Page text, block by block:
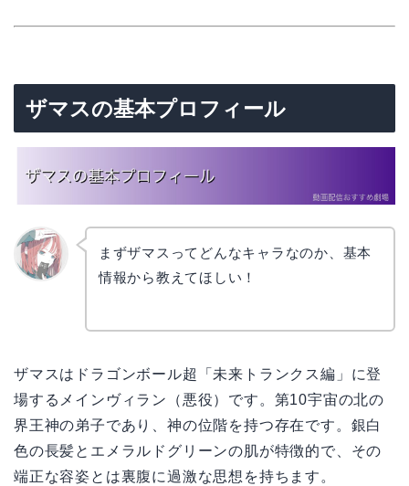
ザマスの基本プロフィール
まずザマスってどんなキャラなのか、基本
情報から教えてほしい！
ザマスはドラゴンボール超「未来トランクス編」に登
場するメインヴィラン（悪役）です。第10宇宙の北の
界王神の弟子であり、神の位階を持つ存在です。銀白
色の長髪とエメラルドグリーンの肌が特徴的で、その
端正な容姿とは裏腹に過激な思想を持ちます。